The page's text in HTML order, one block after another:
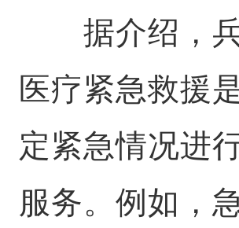
据介绍，兵
医疗紧急救援
定紧急情况进
服务。例如，